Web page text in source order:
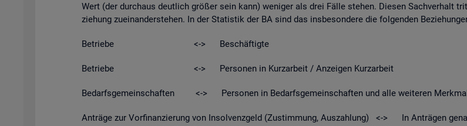
Wert (der durch­aus deut­lich grö­ßer sein kann) we­ni­ger als drei Fälle ste­hen. Die­sen Sach­ver­halt
zie­hung zu­ein­an­der­ste­hen. In der Sta­tis­tik der BA sind das ins­be­son­de­re die fol­gen­den
Be­trie­be <-> Be­schäf­tig­te
Be­trie­be <-> Per­so­nen in Kurz­ar­beit / An­zei­gen Kurz­ar­beit
Be­darfs­ge­mein­schaf­ten <-> Per­so­nen in Be­darfs­ge­mein­schaf­ten und alle wei­te­ren
An­trä­ge zur Vor­fi­nan­zie­rung von In­sol­venz­geld (Zu­stim­mung, Aus­zah­lung) <-> In An­trä­gen